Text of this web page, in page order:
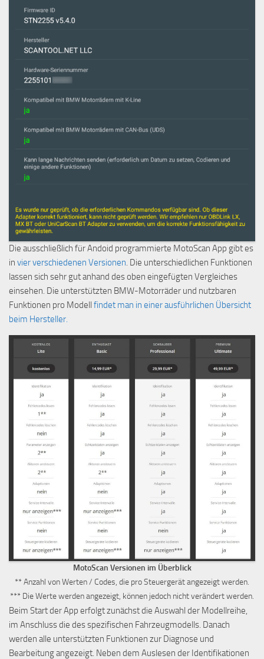
Die ausschließlich für Andoid programmierte MotoScan App gibt es
in vier verschiedenen Versionen. Die unterschiedlichen Funktionen
lassen sich sehr gut anhand des oben eingefügten Vergleiches
einsehen. Die unterstützten BMW-Motorräder und nutzbaren
Funktionen pro Modell findet man in einer ausführlichen Übersicht
beim Hersteller.
MotoScan Versionen im Überblick
** Anzahl von Werten / Codes, die pro Steuergerät angezeigt werden.
*** Die Werte werden angezeigt, können jedoch nicht verändert werden.
Beim Start der App erfolgt zunächst die Auswahl der Modellreihe,
im Anschluss die des spezifischen Fahrzeugmodells. Danach
werden alle unterstützten Funktionen zur Diagnose und
Bearbeitung angezeigt. Neben dem Auslesen der Identifikationen